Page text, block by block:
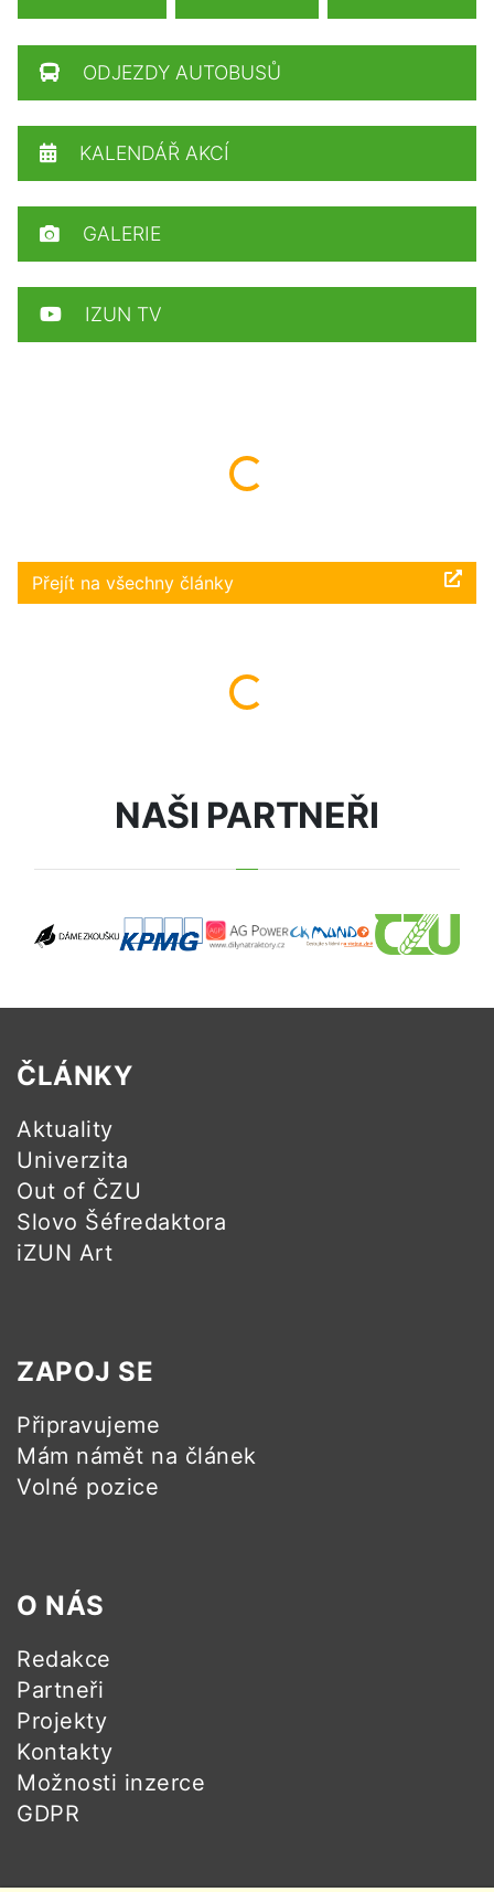
Načítám...
Přejít na všechny články
Načítám...
ODJEZDY AUTOBUSŮ
KALENDÁŘ AKCÍ
GALERIE
IZUN TV
NAŠI PARTNEŘI
ČLÁNKY
Aktuality
Univerzita
Out of ČZU
Slovo Šéfredaktora
iZUN Art
ZAPOJ SE
Připravujeme
Mám námět na článek
Volné pozice
O NÁS
Redakce
Partneři
Projekty
Kontakty
Možnosti inzerce
GDPR